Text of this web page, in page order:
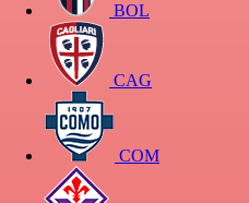
BOL
CAG
COM